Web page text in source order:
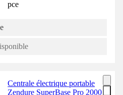
pce
Centrale électrique portable
Zendure SuperBase Pro 2000